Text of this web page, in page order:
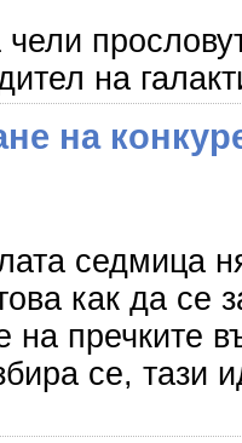
чели
на
на
седмица
как да се
на пречките
се, тази